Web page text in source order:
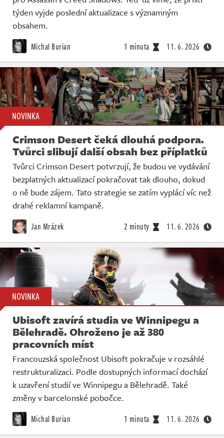
týden vyjde poslední aktualizace s významným
obsahem.
Michal Burian 1 minuta 11. 6. 2026
NOVINKA
Crimson Desert čeká dlouhá podpora.
Tvůrci slibují další obsah bez příplatků
Tvůrci Crimson Desert potvrzují, že budou ve vydávání
bezplatných aktualizací pokračovat tak dlouho, dokud
o ně bude zájem. Tato strategie se zatím vyplácí víc než
drahé reklamní kampaně.
Jan Mrázek 2 minuty 11. 6. 2026
NOVINKA
Ubisoft zavírá studia ve Winnipegu a
Bělehradě. Ohroženo je až 380
pracovních míst
Francouzská společnost Ubisoft pokračuje v rozsáhlé
restrukturalizaci. Podle dostupných informací dochází
k uzavření studií ve Winnipegu a Bělehradě. Také
změny v barcelonské pobočce.
Michal Burian 1 minuta 11. 6. 2026